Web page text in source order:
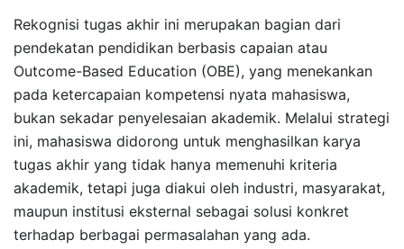
Rekognisi tugas akhir ini merupakan bagian dari
pendekatan pendidikan berbasis capaian atau
Outcome-Based Education (OBE), yang menekankan
pada ketercapaian kompetensi nyata mahasiswa,
bukan sekadar penyelesaian akademik. Melalui strategi
ini, mahasiswa didorong untuk menghasilkan karya
tugas akhir yang tidak hanya memenuhi kriteria
akademik, tetapi juga diakui oleh industri, masyarakat,
maupun institusi eksternal sebagai solusi konkret
terhadap berbagai permasalahan yang ada.